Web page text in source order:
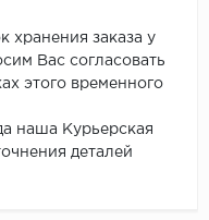
заказа у
Вас согласовать
этого временного
наша Курьерская
деталей